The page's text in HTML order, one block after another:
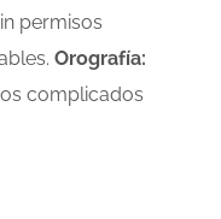
permisos
Orografía:
complicados